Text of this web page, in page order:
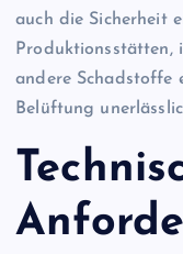
auch die Sicherheit
Produktionsstätten,
andere Schadstoffe
Belüftung